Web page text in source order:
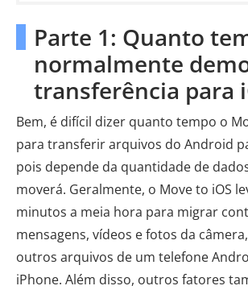
Parte 1: Quanto
normalmente
transferência para
Bem, é difícil dizer quanto tempo o
para transferir arquivos do Android
pois depende da quantidade de
moverá. Geralmente, o Move to iOS
minutos a meia hora para migrar
mensagens, vídeos e fotos da
outros arquivos de um telefone
iPhone. Além disso, outros fatores